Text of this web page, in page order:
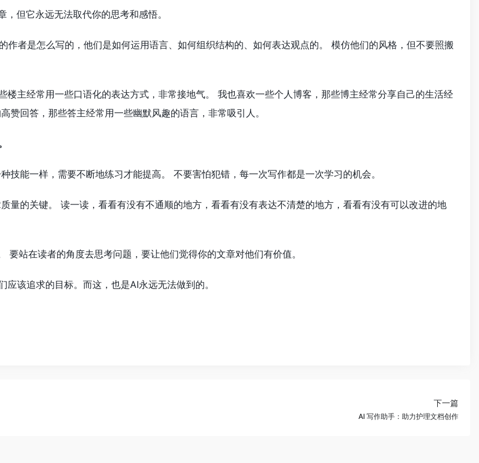
但它永远无法取代你的思考和感悟。
作者是怎么写的，他们是如何运用语言、如何组织结构的、如何表达观点的。 模仿他们的风格，但不要照搬
楼主经常用一些口语化的表达方式，非常接地气。 我也喜欢一些个人博客，那些博主经常分享自己的生活经
赞回答，那些答主经常用一些幽默风趣的语言，非常吸引人。
技能一样，需要不断地练习才能提高。 不要害怕犯错，每一次写作都是一次学习的机会。
量的关键。 读一读，看看有没有不通顺的地方，看看有没有表达不清楚的地方，看看有没有可以改进的地
要站在读者的角度去思考问题，要让他们觉得你的文章对他们有价值。
该追求的目标。而这，也是AI永远无法做到的。
下一篇
AI 写作助手：助力护理文档创作